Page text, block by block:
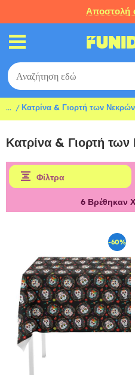
Αποστολή
... Κατρίνα & Γιορτή των
Κατρίνα & Γιορτή
Φίλτρα
6Βρέθηκαν
-60%